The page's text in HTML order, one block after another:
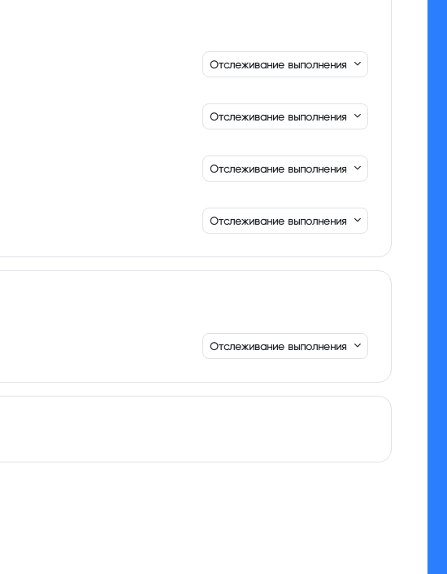
Отслеживание выполнения
Отслеживание выполнения
Отслеживание выполнения
Отслеживание выполнения
Отслеживание выполнения